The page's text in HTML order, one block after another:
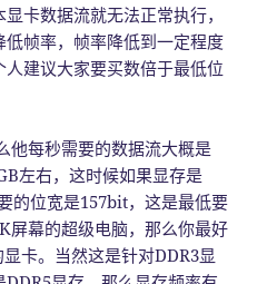
卡数据流就无法正常执行，
帧率，帧率降低到一定程度
建议大家要买数倍于最低位
他每秒需要的数据流大概是
左右，这时候如果显存是
的位宽是157bit，这是最低要
屏幕的超级电脑，那么你最好
卡。当然这是针对DDR3显